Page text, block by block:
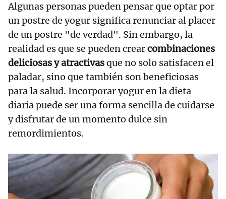
Algunas personas pueden pensar que optar por
un postre de yogur significa renunciar al placer
de un postre "de verdad". Sin embargo, la
realidad es que se pueden crearcombinaciones
deliciosas y atractivasque no solo satisfacen el
paladar, sino que también son beneficiosas
para la salud. Incorporar yogur en la dieta
diaria puede ser una forma sencilla de cuidarse
y disfrutar de un momento dulce sin
remordimientos.